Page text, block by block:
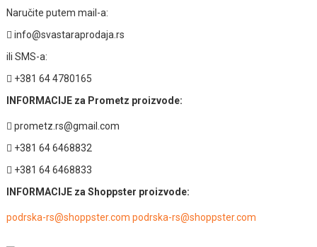
Naručite putem mail-a:
info@svastaraprodaja.rs
ili SMS-a:
+381 64 4780165
INFORMACIJE za Prometz proizvode:
prometz.rs@gmail.com
+381 64 6468832
+381 64 6468833
INFORMACIJE za Shoppster proizvode:
podrska-rs@shoppster.com podrska-rs@shoppster.com